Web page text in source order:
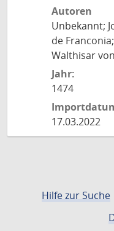
Autoren
Unbekannt;
de
Walthisar
Jahr:
1474
17.03.2022
Hilfe zur Suche